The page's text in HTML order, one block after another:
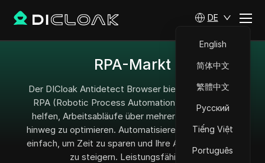
DE
English
简体中文
繁體中文
Русский
Tiếng Việt
Português
RPA-Markt
Der DICloak Antidetect Browser bietet kostenlose
RPA (Robotic Process Automation), um Ihnen zu
helfen, Arbeitsabläufe über mehrere Plattformen
hinweg zu optimieren. Automatisieren Sie Aufgaben
einfach, um Zeit zu sparen und Ihre Arbeitseffizienz
zu steigern. Leistungsfähigere